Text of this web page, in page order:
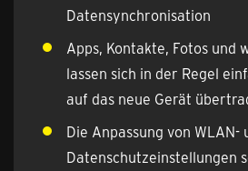
Datensynchronisation
Apps, Kontakte, Fotos und
lassen sich in der Regel
auf das neue Gerät
Die Anpassung von WLAN-
Datenschutzeinstellungen